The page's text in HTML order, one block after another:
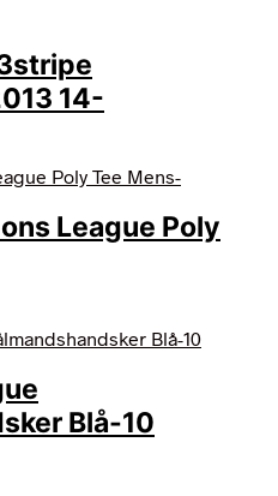
14-
kr..
League Poly
Blå-10